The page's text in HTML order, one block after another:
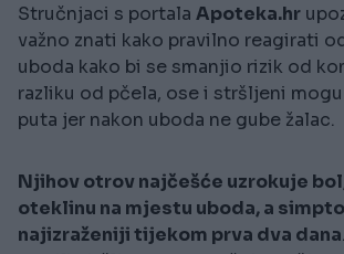
Stručnjaci s portala Apoteka.hr
važno znati kako pravilno reagirati
uboda kako bi se smanjio rizik od
razliku od pčela, ose i stršljeni
puta jer nakon uboda ne gube žalac.
Njihov otrov najčešće uzrokuje
oteklinu na mjestu uboda, a
najizraženiji tijekom prva dva dana